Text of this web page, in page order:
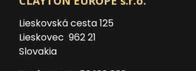
Lieskovská cesta 125
Lieskovec 962 21
Slovakia